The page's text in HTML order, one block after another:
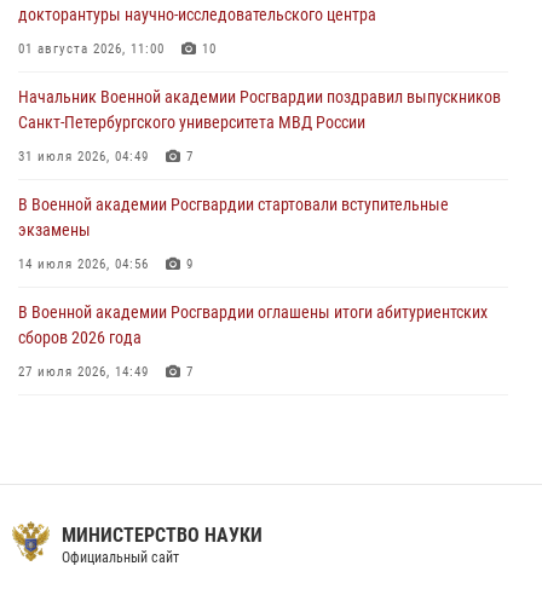
Мастер‑класс по стрельбе: точность, тактика, профессионализм
20 июля 2026, 11:17 8
108 лет со дня образования подразделений связи войск
докторантуры научно-исследовательского центра
01 августа 2026, 11:00 10
Начальник Военной академии Росгвардии поздравил выпускников
Санкт-Петербургского университета МВД России
31 июля 2026, 04:49 7
В Военной академии Росгвардии стартовали вступительные
экзамены
14 июля 2026, 04:56 9
В Военной академии Росгвардии оглашены итоги абитуриентских
сборов 2026 года
27 июля 2026, 14:49 7
14 июля 2026, 14:15 9
МИНИСТЕРСТВО НАУКИ
Официальный сайт